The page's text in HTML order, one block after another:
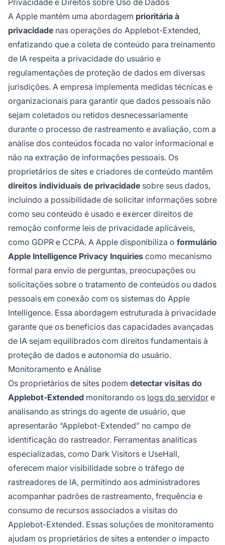
A Apple mantém uma abordagem prioritária à
privacidade nas operações do Applebot-Extended,
enfatizando que a coleta de conteúdo para treinamento
de IA respeita a privacidade do usuário e
regulamentações de proteção de dados em diversas
jurisdições. A empresa implementa medidas técnicas e
organizacionais para garantir que dados pessoais não
sejam coletados ou retidos desnecessariamente
durante o processo de rastreamento e avaliação, com a
análise dos conteúdos focada no valor informacional e
não na extração de informações pessoais. Os
proprietários de sites e criadores de conteúdo mantêm
direitos individuais de privacidade sobre seus dados,
incluindo a possibilidade de solicitar informações sobre
como seu conteúdo é usado e exercer direitos de
remoção conforme leis de privacidade aplicáveis,
como GDPR e CCPA. A Apple disponibiliza o formulário
Apple Intelligence Privacy Inquiries como mecanismo
formal para envio de perguntas, preocupações ou
solicitações sobre o tratamento de conteúdos ou dados
pessoais em conexão com os sistemas do Apple
Intelligence. Essa abordagem estruturada à privacidade
garante que os benefícios das capacidades avançadas
de IA sejam equilibrados com direitos fundamentais à
proteção de dados e autonomia do usuário.
Monitoramento e Análise
Os proprietários de sites podem detectar visitas do
Applebot-Extended monitorando os logs do servidor e
analisando as strings do agente de usuário, que
apresentarão “Applebot-Extended” no campo de
identificação do rastreador. Ferramentas analíticas
especializadas, como Dark Visitors e UseHall,
oferecem maior visibilidade sobre o tráfego de
rastreadores de IA, permitindo aos administradores
acompanhar padrões de rastreamento, frequência e
consumo de recursos associados a visitas do
Applebot-Extended. Essas soluções de monitoramento
ajudam os proprietários de sites a entender o impacto